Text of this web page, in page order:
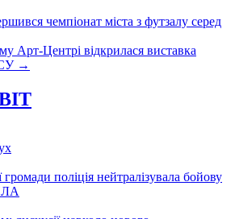
чемпіонат міста з футзалу серед
Арт-Центрі відкрилася виставка
→
поліція нейтралізувала бойову